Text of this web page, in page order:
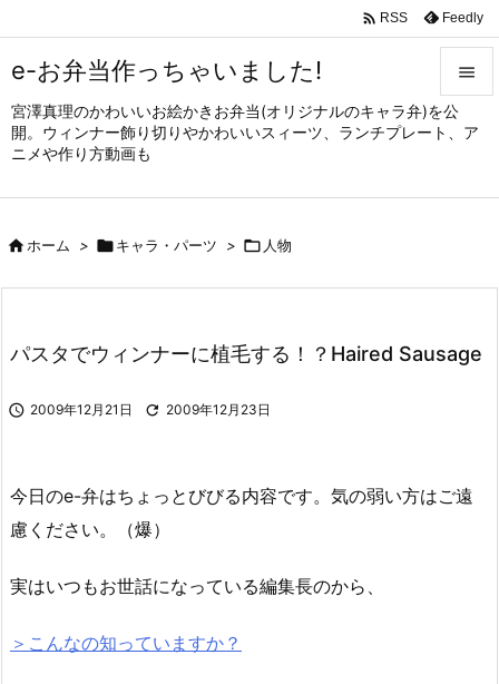
e-お弁当作っちゃいました!
宮澤真理のかわいいお絵かきお弁当(オリジナルのキャラ弁)を公
開。ウィンナー飾り切りやかわいいスィーツ、ランチプレート、ア
ニメや作り方動画も


メニュ
サイド


検索
 RSS Feedly
ホーム > キャラ・パーツ >  人物
パスタでウィンナーに植毛する！？Haired Sausage
 2009年12月21日  2009年12月23日
今日のe-弁はちょっとびびる内容です。気の弱い方はご遠
慮ください。（爆）
実はいつもお世話になっている編集長のから、
＞こんなの知っていますか？